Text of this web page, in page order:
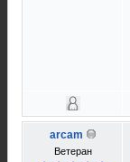
arcam
Ветеран